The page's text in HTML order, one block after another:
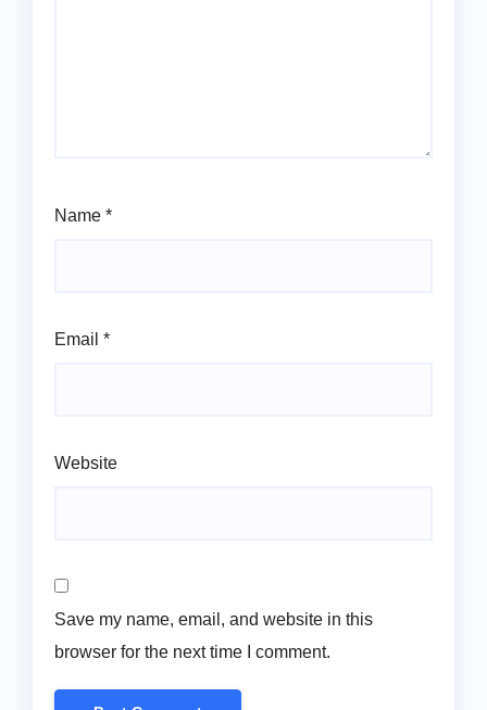
Name *
Email *
Website
Save my name, email, and website in this
browser for the next time I comment.